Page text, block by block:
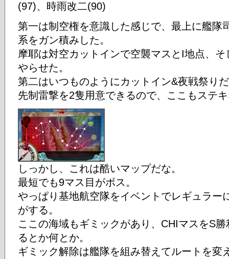
(97)、時雨改二(90)
第一は制空権を意識した感じで、最上に艦隊
系をガン積みした。
摩耶は対空カットインで空襲マスとI地点、
やらせた。
第二はいつものようにカットイン&夜戦祭り
先制雷撃を2隻用意できるので、ここもステ
しっかし、これは酷いマップだな。
最短でも9マス目がボス。
やっぱり基地航空隊をイベントでレギュラー
がする。
ここの海域もギミックがあり、CHIマスをS
るとか何とか。
ギミック解除は艦隊を組み替えてルートを変